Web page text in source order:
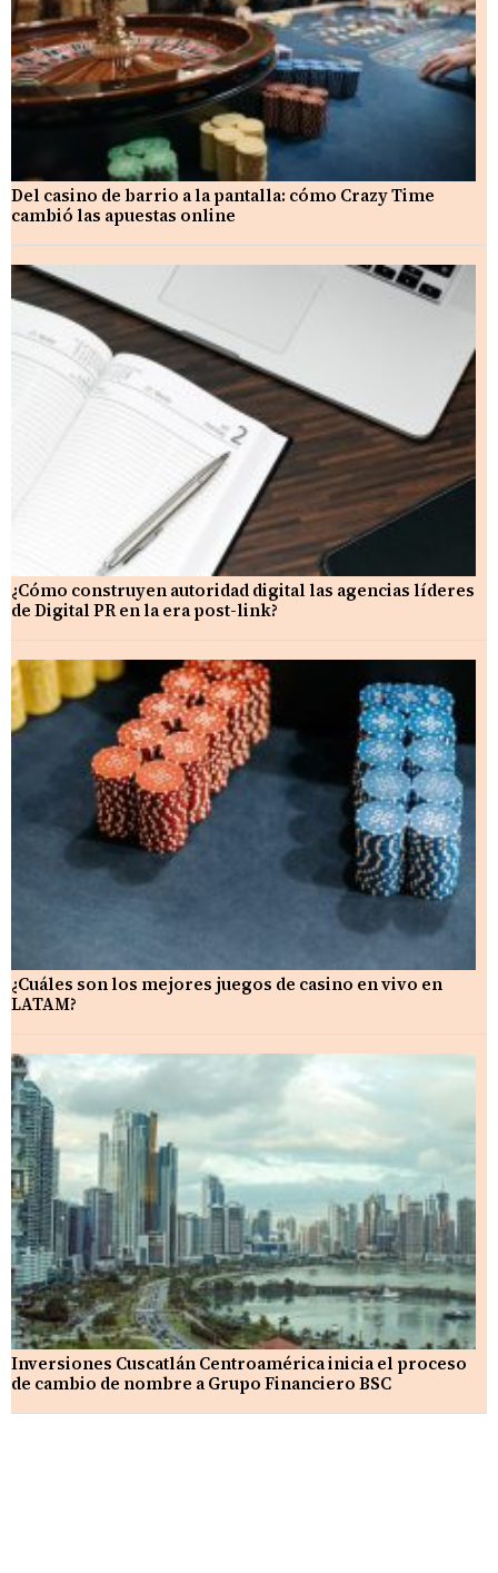
Del casino de barrio a la pantalla: cómo Crazy Time
cambió las apuestas online
¿Cómo construyen autoridad digital las agencias líderes
de Digital PR en la era post-link?
¿Cuáles son los mejores juegos de casino en vivo en
LATAM?
Inversiones Cuscatlán Centroamérica inicia el proceso
de cambio de nombre a Grupo Financiero BSC